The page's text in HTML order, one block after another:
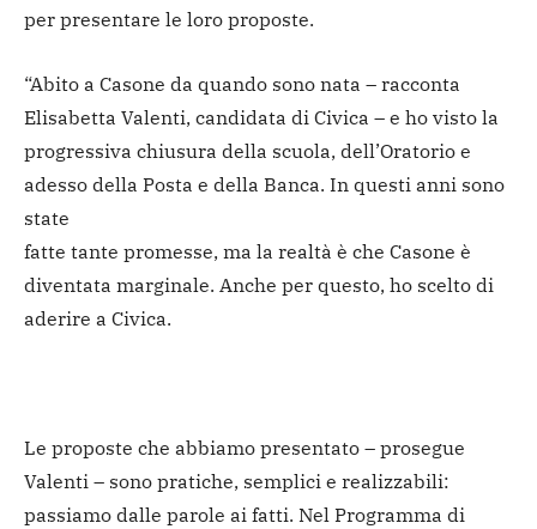
per presentare le loro proposte.
“Abito a Casone da quando sono nata – racconta
Elisabetta Valenti, candidata di Civica – e ho visto la
progressiva chiusura della scuola, dell’Oratorio e
adesso della Posta e della Banca. In questi anni sono
state
fatte tante promesse, ma la realtà è che Casone è
diventata marginale. Anche per questo, ho scelto di
aderire a Civica.
Le proposte che abbiamo presentato – prosegue
Valenti – sono pratiche, semplici e realizzabili:
passiamo dalle parole ai fatti. Nel Programma di